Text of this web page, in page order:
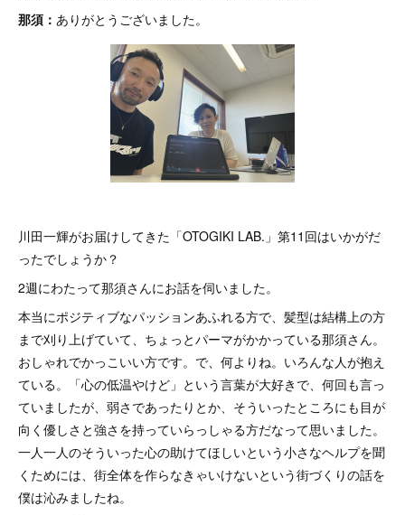
那須： ありがとうございました。
川田一輝がお届けしてきた「OTOGIKI LAB.」第11回はいかがだ
ったでしょうか？
2週にわたって那須さんにお話を伺いました。
本当にポジティブなパッションあふれる方で、髪型は結構上の方
まで刈り上げていて、ちょっとパーマがかかっている那須さん。
おしゃれでかっこいい方です。で、何よりね。いろんな人が抱え
ている。「心の低温やけど」という言葉が大好きで、何回も言っ
ていましたが、弱さであったりとか、そういったところにも目が
向く優しさと強さを持っていらっしゃる方だなって思いました。
一人一人のそういった心の助けてほしいという小さなヘルプを聞
くためには、街全体を作らなきゃいけないという街づくりの話を
僕は沁みましたね。